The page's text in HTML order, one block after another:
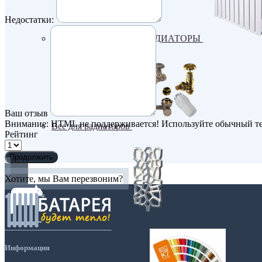
БИМЕТАЛИЧЕСКИЕ РАДИАТОРЫ
Все для радиаторов
Дизайнерские
Недостатки:
Ваш отзыв
Внимание: HTML не поддерживается! Используйте обычный
Рейтинг
Продолжить
Хотите, мы Вам перезвоним?
Информация